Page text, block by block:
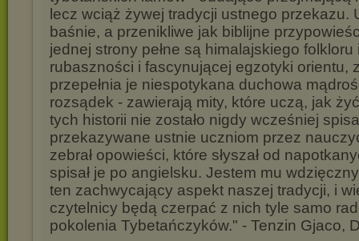
lecz wciąż żywej tradycji ustnego przekazu.
baśnie, a przenikliwe jak biblijne
jednej strony pełne są himalajskiego folkloru
rubaszności i fascynującej egzotyki orientu,
przepełnia je niespotykana duchowa
rozsądek - zawierają mity, które uczą, jak
tych historii nie zostało nigdy wcześniej
przekazywane ustnie uczniom przez
zebrał opowieści, które słyszał od
spisał je po angielsku. Jestem mu
ten zachwycający aspekt naszej tradycji, i
czytelnicy będą czerpać z nich tyle samo
pokolenia Tybetańczyków." - Tenzin Gjaco,